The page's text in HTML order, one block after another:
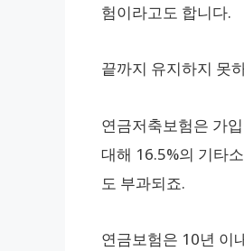
험이라고도 합니다.
끝까지 유지하지 못
연금저축보험은 가
대해 16.5%의 기타
도 부과되죠.
연금보험은 10년 이